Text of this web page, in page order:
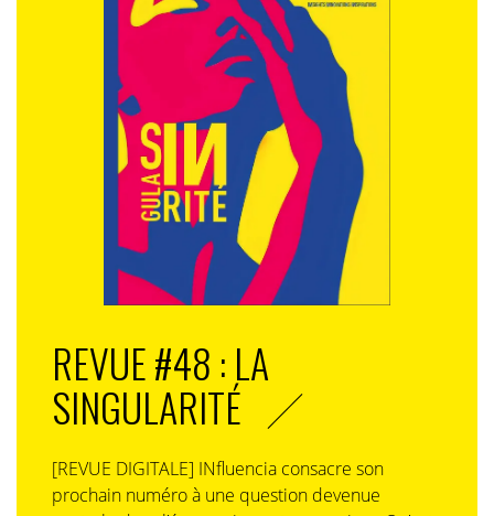
REVUE #48 : LA
SINGULARITÉ
[REVUE DIGITALE] INfluencia consacre son
prochain numéro à une question devenue